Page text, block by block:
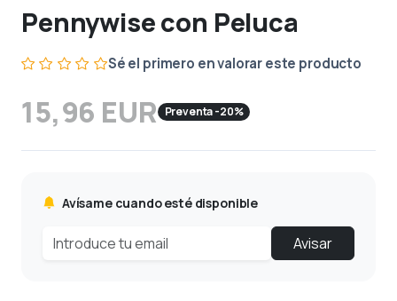
Pennywise con Peluca
Sé el primero en valorar este producto
15,96 EUR Preventa -20%
Avísame cuando esté disponible
Avisar